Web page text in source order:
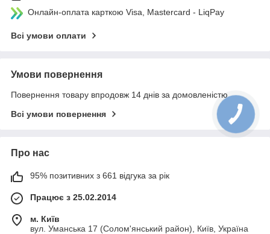
Онлайн-оплата карткою Visa, Mastercard - LiqPay
Всі умови оплати
Умови повернення
Повернення товару впродовж 14 днів за домовленістю
Всі умови повернення
Про нас
95% позитивних з 661 відгука за рік
Працює з 25.02.2014
м. Київ
вул. Уманська 17 (Солом'янський район), Київ, Україна